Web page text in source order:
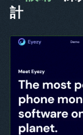
計